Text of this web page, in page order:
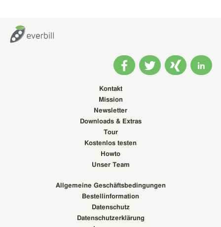
Kontakt
Mission
Newsletter
Downloads & Extras
Tour
Kostenlos testen
Howto
Unser Team
Allgemeine Geschäftsbedingungen
Bestellinformation
Datenschutz
Datenschutzerklärung